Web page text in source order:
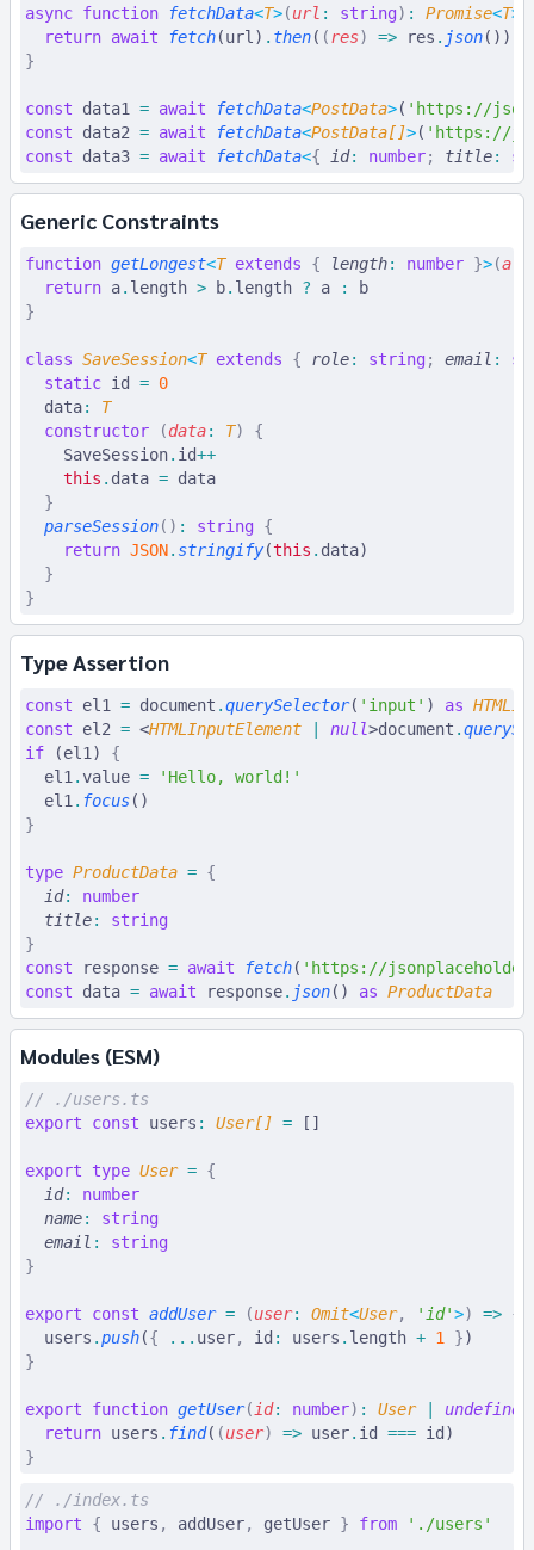
async function fetchData<T>(url : string) : Promise<T>
  return
await fetch(url) . then( (res) => res . json())
}
const data1 = await fetchData<PostData>( 'https://
const data2 = await fetchData<PostData[]>( 'https://
const data3 = await fetchData<{ id: number; title:
Generic Constraints
function getLongest<T extends { length: number }>(a
  return
a. length > b. length ? a :
b
}
class SaveSession<T extends { role: string; email :
  static
id = 0
  data
:
T
  constructor
(data: T)
{
    SaveSession
. id++
    this
. data = data
  }
  parseSession
() : string {
    return
JSON. stringify(this . data)
  }
}
Type Assertion
const el1 = document .querySelector( 'input' ) as
const el2 = <HTMLInputElement null>document .
if (el1) {
  el1
.value = 'Hello, world!'
  el1
. focus()
}
type ProductData = {
  id
:
number
  title
:
string
}
const response = await fetch( 'https://
const data = await response. json() as ProductData
Modules (ESM)
// ./users.ts
export const users : User[] = []
export type User = {
  id
:
number
  name
:
string
  email
:
string
}
export const addUser = (user: Omit<User, ' id'>) => {
  users
.push({ ... user, id : users . length + 1 })
}
export function getUser( id: number) : User | undefined
  return
users . find( (user) => user. id === id)
}
// ./index.ts
import { users , addUser, getUser } from './users'